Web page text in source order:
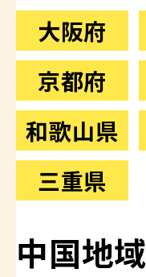
大阪府
京都府
和歌山県
三重県
中国地域